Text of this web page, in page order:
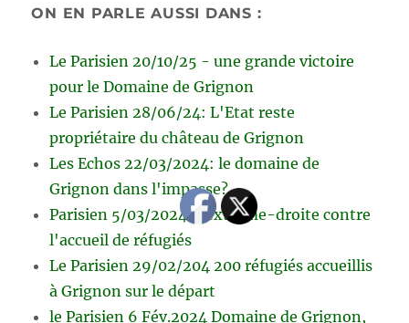
ON EN PARLE AUSSI DANS :
Le Parisien 20/10/25 - une grande victoire
pour le Domaine de Grignon
Le Parisien 28/06/24: L'Etat reste
propriétaire du château de Grignon
Les Echos 22/03/2024: le domaine de
Grignon dans l'impasse?
Parisien 5/03/2024 L’extrême-droite contre
l'accueil de réfugiés
Le Parisien 29/02/204 200 réfugiés accueillis
à Grignon sur le départ
le Parisien 6 Fév.2024 Domaine de Grignon,